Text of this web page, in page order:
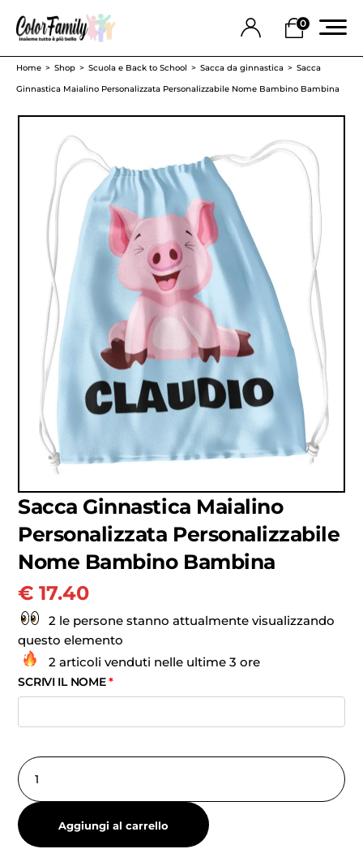
0
Home Shop Scuola e Back to School Sacca da ginnastica
Sacca
Ginnastica Maialino Personalizzata Personalizzabile Nome Bambino Bambina
Sacca Ginnastica Maialino
Personalizzata Personalizzabile
Nome Bambino Bambina
€ 17.40
2 le persone stanno attualmente visualizzando
questo elemento
2 articoli venduti nelle ultime 3 ore
SCRIVI IL NOME*
Aggiungi al carrello